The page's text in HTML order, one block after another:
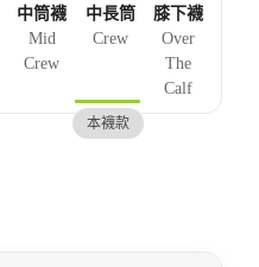
中筒襪
Mid
Crew
中長筒
Crew
膝下襪
Over
The
Calf
本襪款